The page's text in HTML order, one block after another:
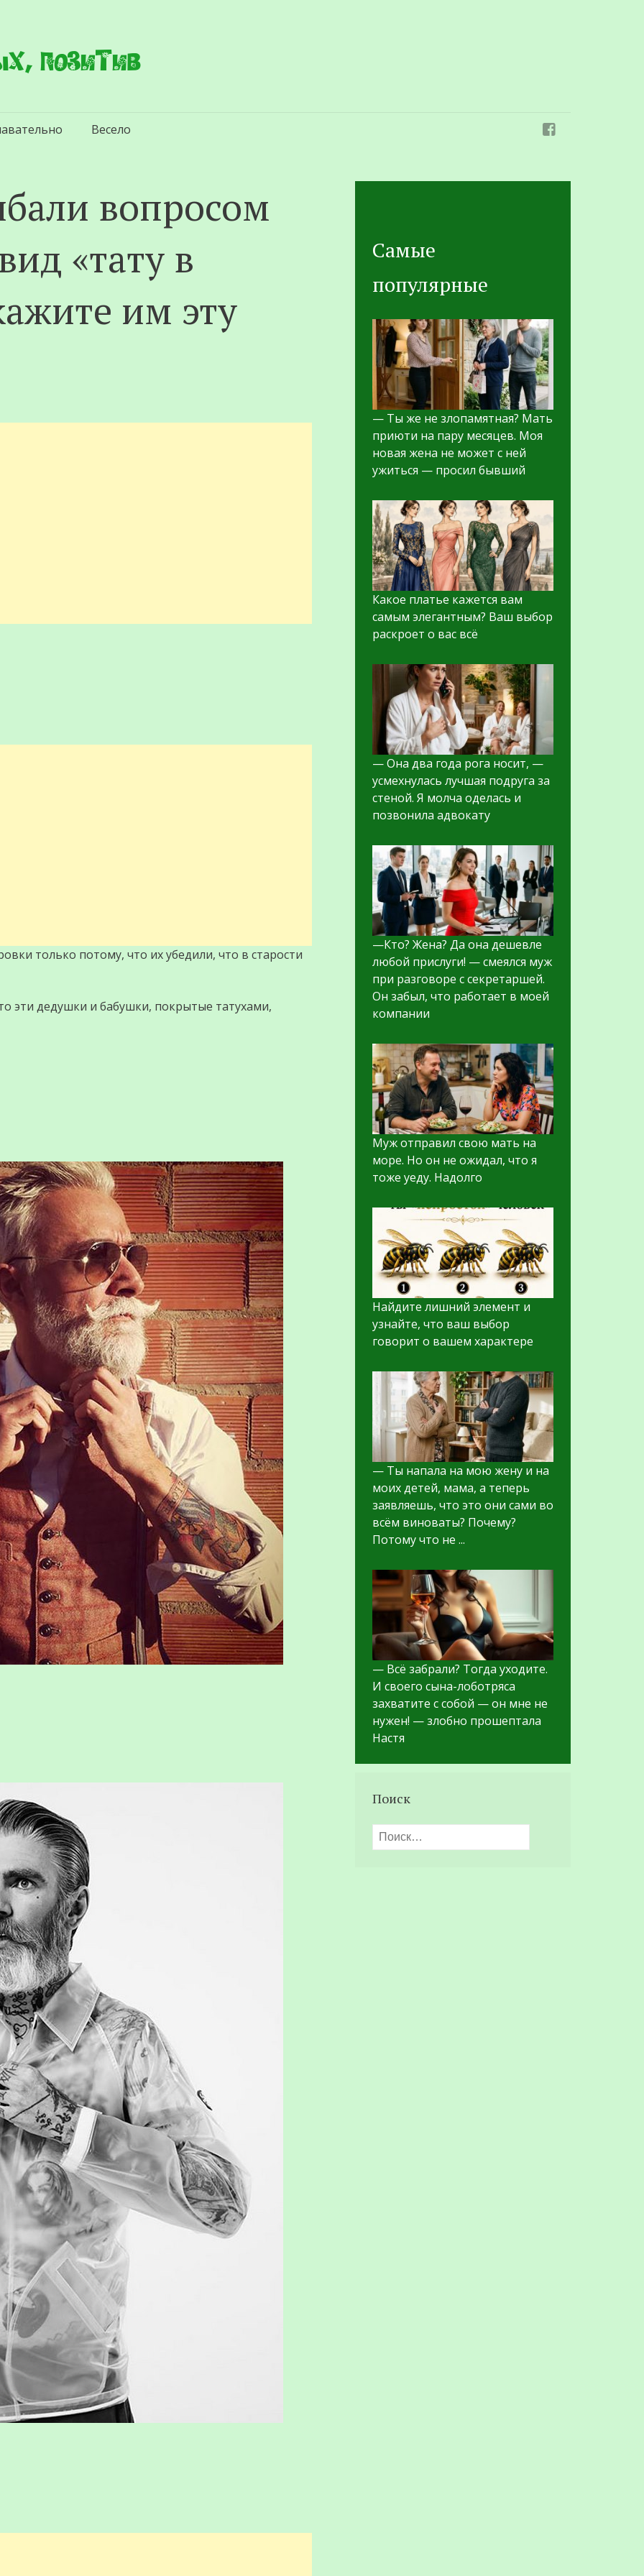
позитив
Весело
вопросом
«тату в
им эту
только потому, что их убедили, что в старости
эти дедушки и бабушки, покрытые татухами,
Самые
популярные
— Ты же не злопамятная? Мать
приюти на пару месяцев. Моя
новая жена не может с ней
ужиться — просил бывший
Какое платье кажется вам
самым элегантным? Ваш выбор
раскроет о вас всё
— Она два года рога носит, —
усмехнулась лучшая подруга за
стеной. Я молча оделась и
позвонила адвокату
—Кто? Жена? Да она дешевле
любой прислуги! — смеялся муж
при разговоре с секретаршей.
Он забыл, что работает в моей
компании
Муж отправил свою мать на
море. Но он не ожидал, что я
тоже уеду. Надолго
Найдите лишний элемент и
узнайте, что ваш выбор
говорит о вашем характере
— Ты напала на мою жену и на
моих детей, мама, а теперь
заявляешь, что это они сами во
всём виноваты? Почему?
Потому что не ...
— Всё забрали? Тогда уходите.
И своего сына-лоботряса
захватите с собой — он мне не
нужен! — злобно прошептала
Настя
Поиск
Найти: